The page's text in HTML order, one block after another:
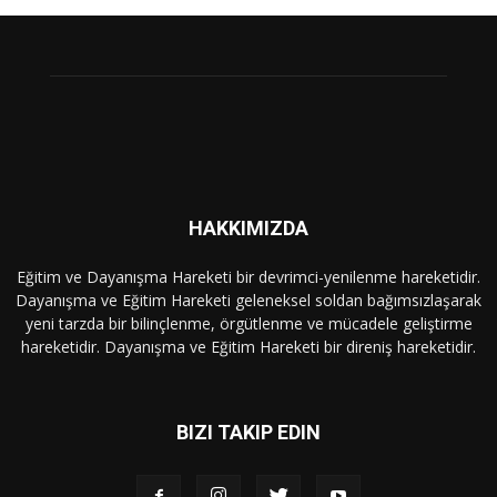
HAKKIMIZDA
Eğitim ve Dayanışma Hareketi bir devrimci-yenilenme hareketidir.
Dayanışma ve Eğitim Hareketi geleneksel soldan bağımsızlaşarak
yeni tarzda bir bilinçlenme, örgütlenme ve mücadele geliştirme
hareketidir. Dayanışma ve Eğitim Hareketi bir direniş hareketidir.
BIZI TAKIP EDIN